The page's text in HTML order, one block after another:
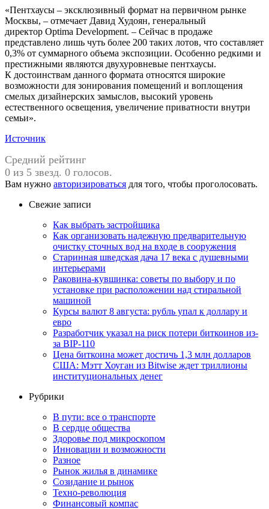
«Пентхаусы – эксклюзивный формат на первичном рынке
Москвы, – отмечает Давид Худоян, генеральный
директор Optima Development. – Сейчас в продаже
представлено лишь чуть более 200 таких лотов, что составляет
0,3% от суммарного объема экспозиции. Особенно редкими и
престижными являются двухуровневые пентхаусы.
К достоинствам данного формата относятся широкие
возможности для зонирования помещений и воплощения
смелых дизайнерских замыслов, высокий уровень
естественного освещения, увеличение приватности внутри
семьи».
Источник
Средний рейтинг
0 из 5 звезд. 0 голосов.
Вам нужно авторизироваться для того, чтобы проголосовать.
Свежие записи
Как выбрать застройщика
Как организовать надежную предварительную
очистку сточных вод на входе в сооружения
Старинная шведская дача 17 века с душевными
интерьерами
Раковина-кувшинка: советы по выбору и по
установке при расположении над стиральной
машиной
Курсы валют 8 августа: рубль упал к доллару и
евро
Разработчик указал на риск потери биткоинов из-
за BIP-110
Цена биткоина может достичь 1,3 млн долларов
США: Мэтт Хоуган из Bitwise ждет триллионы
институциональных денег
Рубрики
В пути: все о транспорте
В сердце общества
Здоровье под микроскопом
Инновации и возможности
Разное
Рынок жилья в динамике
Созидание и рынок
Техно-революция
Финансовый компас